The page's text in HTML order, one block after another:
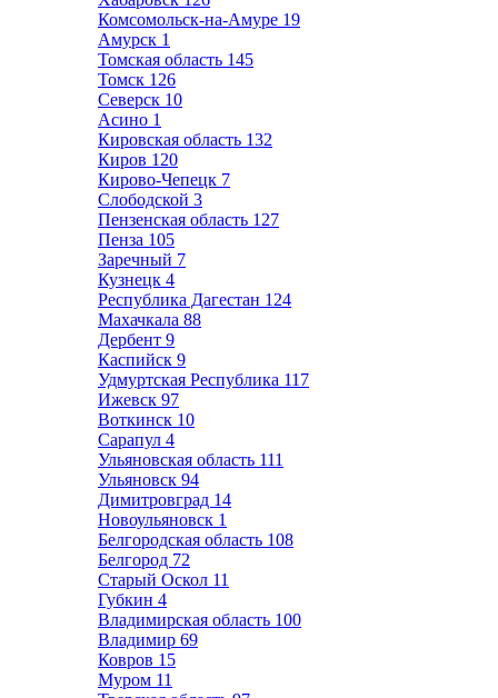
Комсомольск-на-Амуре 19
Амурск 1
Томская область 145
Томск 126
Северск 10
Асино 1
Кировская область 132
Киров 120
Кирово-Чепецк 7
Слободской 3
Пензенская область 127
Пенза 105
Заречный 7
Кузнецк 4
Республика Дагестан 124
Махачкала 88
Дербент 9
Каспийск 9
Удмуртская Республика 117
Ижевск 97
Воткинск 10
Сарапул 4
Ульяновская область 111
Ульяновск 94
Димитровград 14
Новоульяновск 1
Белгородская область 108
Белгород 72
Старый Оскол 11
Губкин 4
Владимирская область 100
Владимир 69
Ковров 15
Муром 11